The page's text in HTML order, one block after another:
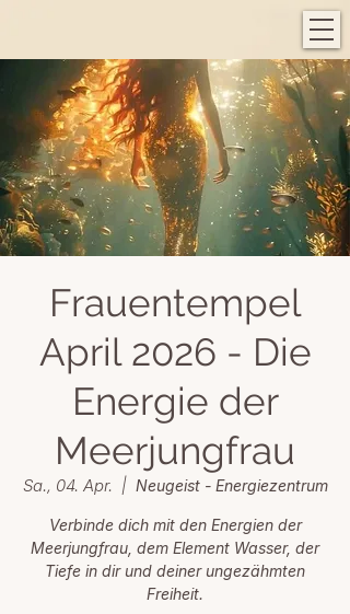
Frauentempel
April 2026 - Die
Energie der
Meerjungfrau
Sa., 04. Apr.
  |
Neugeist - Energiezentrum
Verbinde dich mit den Energien der
Meerjungfrau, dem Element Wasser, der
Tiefe in dir und deiner ungezähmten
Freiheit.